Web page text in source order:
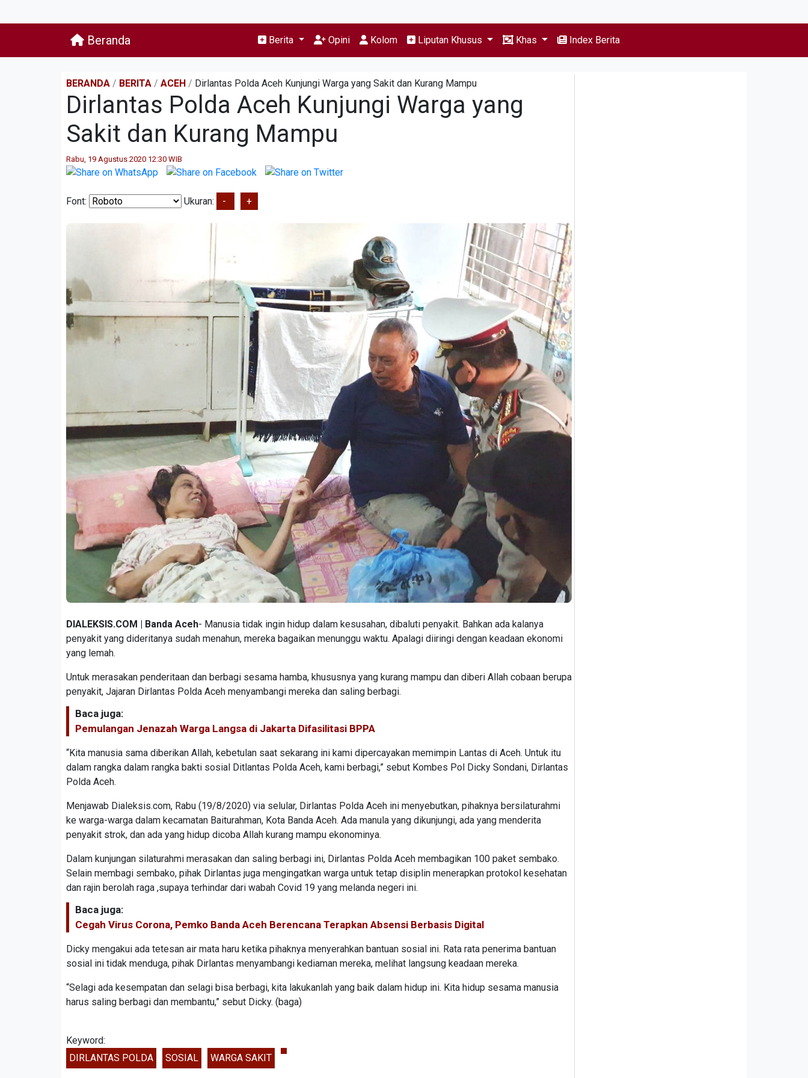
Beranda Berita Opini Kolom Liputan Khusus Khas Index Berita
BERANDA / BERITA / ACEH / Dirlantas Polda Aceh Kunjungi Warga yang Sakit dan Kurang Mampu
Dirlantas Polda Aceh Kunjungi Warga yang
Sakit dan Kurang Mampu
Rabu, 19 Agustus 2020 12:30 WIB
Font: Ukuran: - +
DIALEKSIS.COM | Banda Aceh- Manusia tidak ingin hidup dalam kesusahan, dibaluti penyakit. Bahkan ada kalanya
penyakit yang dideritanya sudah menahun, mereka bagaikan menunggu waktu. Apalagi diiringi dengan keadaan ekonomi
yang lemah.
Untuk merasakan penderitaan dan berbagi sesama hamba, khususnya yang kurang mampu dan diberi Allah cobaan berupa
penyakit, Jajaran Dirlantas Polda Aceh menyambangi mereka dan saling berbagi.
Baca juga:
Pemulangan Jenazah Warga Langsa di Jakarta Difasilitasi BPPA
“Kita manusia sama diberikan Allah, kebetulan saat sekarang ini kami dipercayakan memimpin Lantas di Aceh. Untuk itu
dalam rangka dalam rangka bakti sosial Ditlantas Polda Aceh, kami berbagi,” sebut Kombes Pol Dicky Sondani, Dirlantas
Polda Aceh.
Menjawab Dialeksis.com, Rabu (19/8/2020) via selular, Dirlantas Polda Aceh ini menyebutkan, pihaknya bersilaturahmi
ke warga-warga dalam kecamatan Baiturahman, Kota Banda Aceh. Ada manula yang dikunjungi, ada yang menderita
penyakit strok, dan ada yang hidup dicoba Allah kurang mampu ekonominya.
Dalam kunjungan silaturahmi merasakan dan saling berbagi ini, Dirlantas Polda Aceh membagikan 100 paket sembako.
Selain membagi sembako, pihak Dirlantas juga mengingatkan warga untuk tetap disiplin menerapkan protokol kesehatan
dan rajin berolah raga ,supaya terhindar dari wabah Covid 19 yang melanda negeri ini.
Baca juga:
Cegah Virus Corona, Pemko Banda Aceh Berencana Terapkan Absensi Berbasis Digital
Dicky mengakui ada tetesan air mata haru ketika pihaknya menyerahkan bantuan sosial ini. Rata rata penerima bantuan
sosial ini tidak menduga, pihak Dirlantas menyambangi kediaman mereka, melihat langsung keadaan mereka.
“Selagi ada kesempatan dan selagi bisa berbagi, kita lakukanlah yang baik dalam hidup ini. Kita hidup sesama manusia
harus saling berbagi dan membantu,” sebut Dicky. (baga)
Keyword:
DIRLANTAS POLDA
SOSIAL WARGA SAKIT